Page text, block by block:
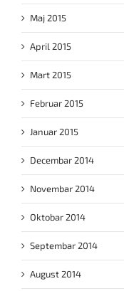
Maj 2015
April 2015
Mart 2015
Februar 2015
Januar 2015
Decembar 2014
Novembar 2014
Oktobar 2014
Septembar 2014
August 2014